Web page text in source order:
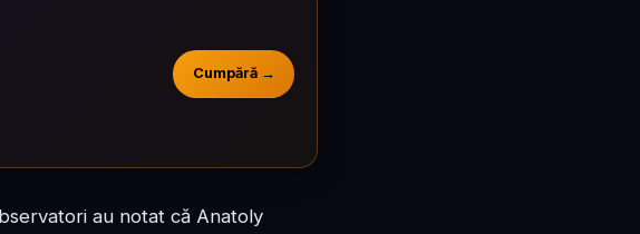
Cumpără →
au notat că Anatoly